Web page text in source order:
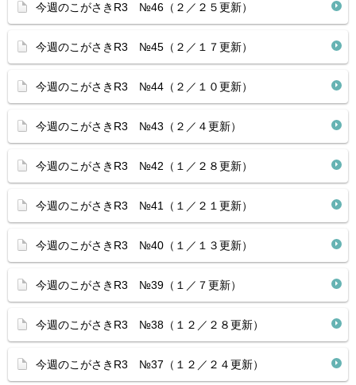
今週のこがさきR3 №46（２／２５更新）
今週のこがさきR3 №45（２／１７更新）
今週のこがさきR3 №44（２／１０更新）
今週のこがさきR3 №43（２／４更新）
今週のこがさきR3 №42（１／２８更新）
今週のこがさきR3 №41（１／２１更新）
今週のこがさきR3 №40（１／１３更新）
今週のこがさきR3 №39（１／７更新）
今週のこがさきR3 №38（１２／２８更新）
今週のこがさきR3 №37（１２／２４更新）